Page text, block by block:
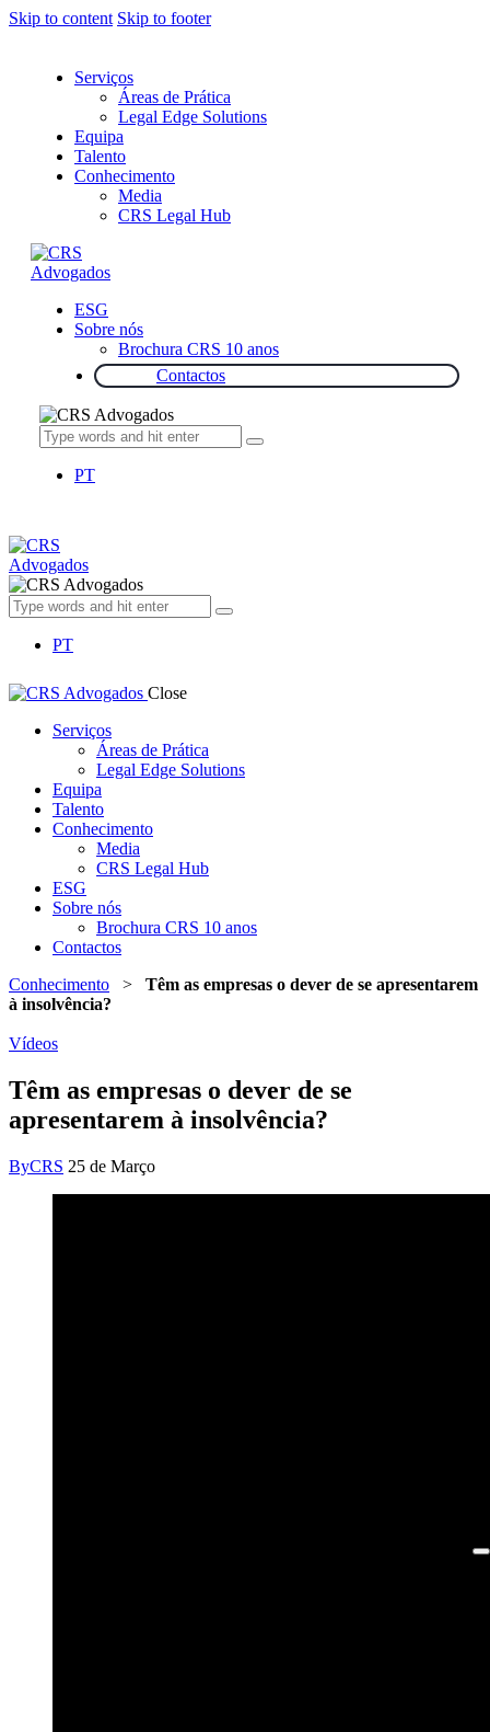
Skip to content Skip to footer
Serviços
Áreas de Prática
Legal Edge Solutions
Equipa
Talento
Conhecimento
Media
CRS Legal Hub
ESG
Sobre nós
Brochura CRS 10 anos
Contactos
PT
PT
Close
Serviços
Áreas de Prática
Legal Edge Solutions
Equipa
Talento
Conhecimento
Media
CRS Legal Hub
ESG
Sobre nós
Brochura CRS 10 anos
Contactos
Conhecimento > Têm as empresas o dever de se apresentarem
à insolvência?
Vídeos
Têm as empresas o dever de se
apresentarem à insolvência?
ByCRS 25 de Março